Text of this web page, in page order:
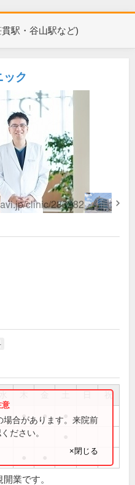
貫駅・谷山駅など)
ック
祝
● ●
場合があります。来院前
ださい。
×閉じる
業です。